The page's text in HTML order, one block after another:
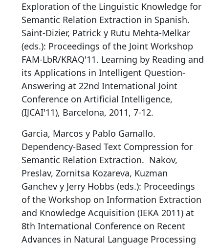
Exploration of the Linguistic Knowledge for
Semantic Relation Extraction in Spanish.
Saint-Dizier, Patrick y Rutu Mehta-Melkar
(eds.): Proceedings of the Joint Workshop
FAM-LbR/KRAQ'11. Learning by Reading and
its Applications in Intelligent Question-
Answering at 22nd International Joint
Conference on Artificial Intelligence,
(IJCAI'11), Barcelona, 2011, 7-12.
Garcia, Marcos y Pablo Gamallo.
Dependency-Based Text Compression for
Semantic Relation Extraction. Nakov,
Preslav, Zornitsa Kozareva, Kuzman
Ganchev y Jerry Hobbs (eds.): Proceedings
of the Workshop on Information Extraction
and Knowledge Acquisition (IEKA 2011) at
8th International Conference on Recent
Advances in Natural Language Processing